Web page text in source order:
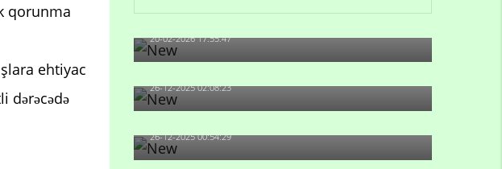
qorunma
ehtiyac
dərəcədə
artıb?
20-02-2026 17:55:47
Məni bura NAZİR GÖNDƏRİB - 1937-ci ildən
fəaliyyətdə olan və...
26-12-2025 02:08:23
-Ay qız, sən məhkəməni udmayacaqsan... Sən
bilirsən də, məni...
26-12-2025 00:54:29